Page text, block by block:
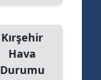
Kırşehir
Hava
Durumu